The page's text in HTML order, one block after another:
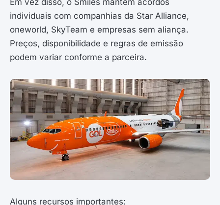
Em vez disso, o Smiles mantém acordos
individuais com companhias da Star Alliance,
oneworld, SkyTeam e empresas sem aliança.
Preços, disponibilidade e regras de emissão
podem variar conforme a parceira.
Alguns recursos importantes: